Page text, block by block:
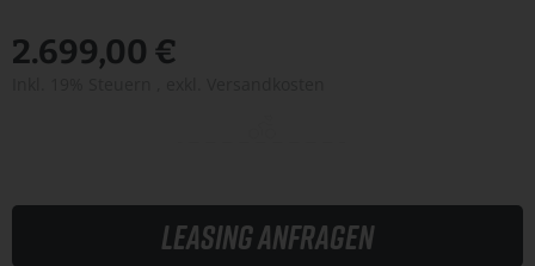
2.699,00 €
Leasing anfragen